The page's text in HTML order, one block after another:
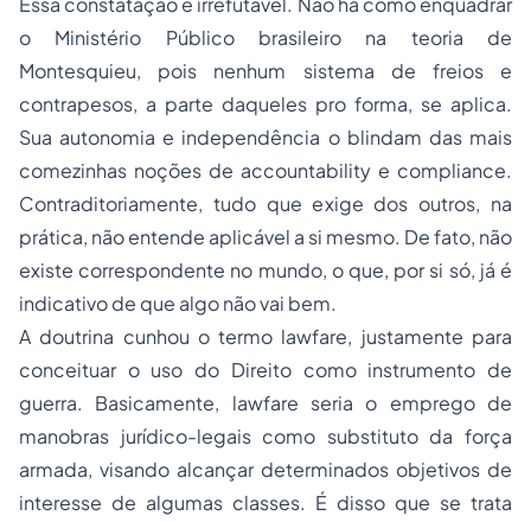
o Ministério Público brasileiro na teoria de
Montesquieu, pois nenhum sistema de freios e
contrapesos, a parte daqueles pro forma, se aplica.
Sua autonomia e independência o blindam das mais
comezinhas noções de accountability e compliance.
Contraditoriamente, tudo que exige dos outros, na
prática, não entende aplicável a si mesmo. De fato, não
existe correspondente no mundo, o que, por si só, já é
indicativo de que algo não vai bem.
A doutrina cunhou o termo lawfare, justamente para
conceituar o uso do Direito como instrumento de
guerra. Basicamente, lawfare seria o emprego de
manobras jurídico-legais como substituto da força
armada, visando alcançar determinados objetivos de
interesse de algumas classes. É disso que se trata